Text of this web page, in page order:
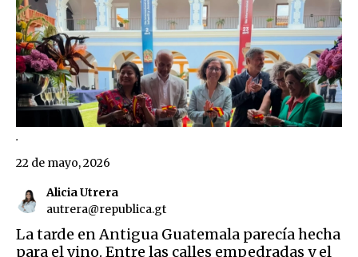
.
Alicia Utrera
autrera@republica.gt
22 de mayo, 2026
La tarde en Antigua Guatemala parecía hecha
para el vino. Entre las calles empedradas y el